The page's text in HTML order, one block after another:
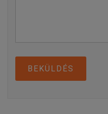
BEKÜLDÉS